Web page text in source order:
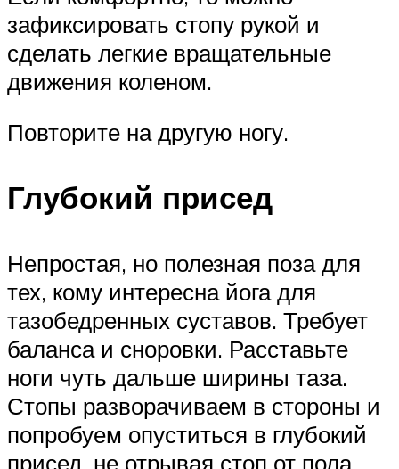
зафиксировать стопу рукой и
сделать легкие вращательные
движения коленом.
Повторите на другую ногу.
Глубокий присед
Непростая, но полезная поза для
тех, кому интересна йога для
тазобедренных суставов. Требует
баланса и сноровки. Расставьте
ноги чуть дальше ширины таза.
Стопы разворачиваем в стороны и
попробуем опуститься в глубокий
присед, не отрывая стоп от пола.